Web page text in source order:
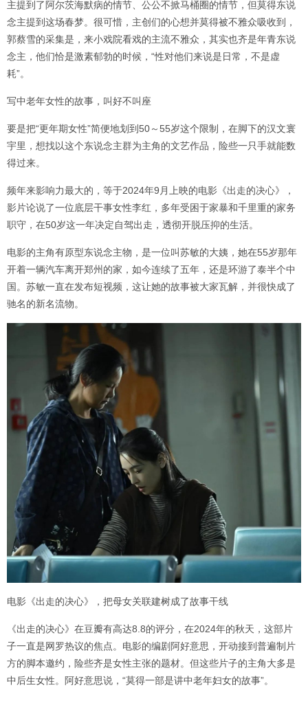
主提到了阿尔茨海默病的情节、公公不掀马桶圈的情节，但莫得东说
念主提到这场春梦。很可惜，主创们的心想并莫得被不雅众吸收到，
郭蔡雪的采集是，来小戏院看戏的主流不雅众，其实也齐是年青东说
念主，他们恰是激素郁勃的时候，“性对他们来说是日常，不是虚
耗”。
写中老年女性的故事，叫好不叫座
要是把“更年期女性”简便地划到50～55岁这个限制，在脚下的汉文寰
宇里，想找以这个东说念主群为主角的文艺作品，险些一只手就能数
得过来。
频年来影响力最大的，等于2024年9月上映的电影《出走的决心》，
影片论说了一位底层干事女性李红，多年受困于家暴和千里重的家务
职守，在50岁这一年决定自驾出走，透彻开脱压抑的生活。
电影的主角有原型东说念主物，是一位叫苏敏的大姨，她在55岁那年
开着一辆汽车离开郑州的家，如今连续了五年，还是环游了泰半个中
国。苏敏一直在发布短视频，这让她的故事被大家瓦解，并很快成了
驰名的新名流物。
电影《出走的决心》，把母女关联建树成了故事干线
《出走的决心》在豆瓣有高达8.8的评分，在2024年的秋天，这部片
子一直是网罗热议的焦点。电影的编剧阿好意思，开动接到普遍制片
方的脚本邀约，险些齐是女性主张的题材。但这些片子的主角大多是
中后生女性。阿好意思说，“莫得一部是讲中老年妇女的故事”。